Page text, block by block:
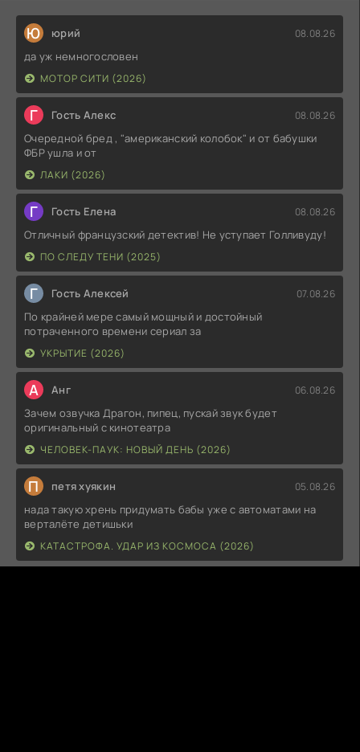
Ю юрий 08.08.26
да уж немногословен
МОТОР СИТИ (2026)
Г Гость Алекс 08.08.26
Очередной бред , "американский колобок" и от бабушки
ФБР ушла и от
ЛАКИ (2026)
Г Гость Елена 08.08.26
Отличный французский детектив! Не уступает Голливуду!
ПО СЛЕДУ ТЕНИ (2025)
Г Гость Алексей 07.08.26
По крайней мере самый мощный и достойный
потраченного времени сериал за
УКРЫТИЕ (2026)
А Анг 06.08.26
Зачем озвучка Драгон, пипец, пускай звук будет
оригинальный с кинотеатра
ЧЕЛОВЕК-ПАУК: НОВЫЙ ДЕНЬ (2026)
П петя хуякин 05.08.26
нада такую хрень придумать бабы уже с автоматами на
верталёте детишьки
КАТАСТРОФА. УДАР ИЗ КОСМОСА (2026)